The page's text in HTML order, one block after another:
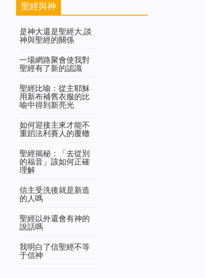
聖經與神
是神大還是聖經大,談
神與聖經的關係
一場網路聚會使我對
聖經有了新的認識
聖經比喻：從主耶穌
用新布補舊衣服的比
喻中得到新亮光
如何迎接主來才能不
重蹈法利賽人的覆轍
聖經揭秘：「去從別
的福音」該如何正確
理解
信主受洗後就是新造
的人嗎
聖經以外還會有神的
說話嗎
我明白了信聖經不等
于信神